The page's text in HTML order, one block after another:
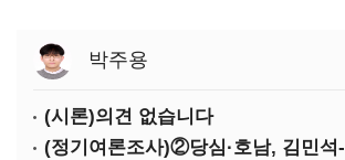
박주용
(시론)의견 없습니다